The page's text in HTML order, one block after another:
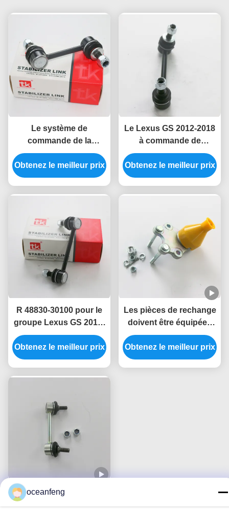
Le système de
commande de la
commande de la
commande de la
commande de la
commande de la
commande de la
commande de la
commande de la
commande de la
commande de la
commande de la
commande de la
commande
Obtenez le meilleur prix
Le Lexus GS 2012-2018
à commande de
suspension L 48840-
30030
Obtenez le meilleur prix
R 48830-30100 pour le
groupe Lexus GS 2012-
2018
Obtenez le meilleur prix
Les pièces de rechange
doivent être équipées
d'un dispositif
d'isolation.
Obtenez le meilleur prix
Rotule de direction R
oceanfeng